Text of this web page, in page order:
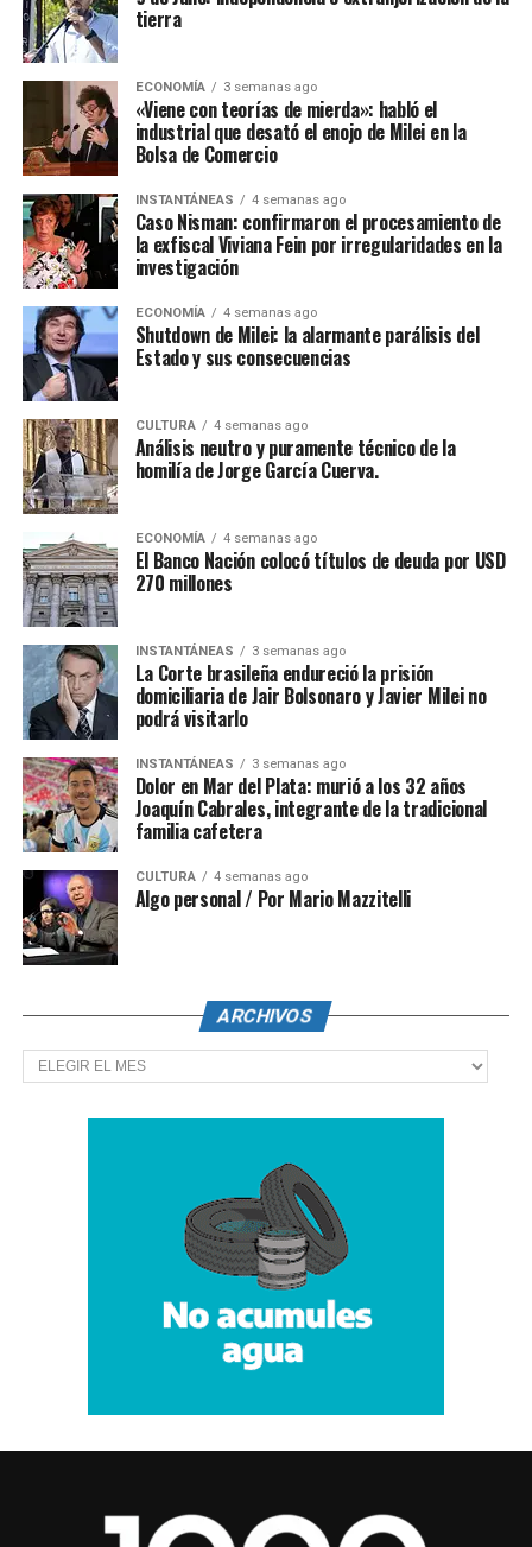
tierra
ECONOMÍA 3 semanas ago
«Viene con teorías de mierda»: habló el
industrial que desató el enojo de Milei en la
Bolsa de Comercio
INSTANTÁNEAS 4 semanas ago
Caso Nisman: confirmaron el procesamiento de
la exfiscal Viviana Fein por irregularidades en la
investigación
ECONOMÍA 4 semanas ago
Shutdown de Milei: la alarmante parálisis del
Estado y sus consecuencias
CULTURA 4 semanas ago
Análisis neutro y puramente técnico de la
homilía de Jorge García Cuerva.
ECONOMÍA 4 semanas ago
El Banco Nación colocó títulos de deuda por USD
270 millones
INSTANTÁNEAS 3 semanas ago
La Corte brasileña endureció la prisión
domiciliaria de Jair Bolsonaro y Javier Milei no
podrá visitarlo
INSTANTÁNEAS 3 semanas ago
Dolor en Mar del Plata: murió a los 32 años
Joaquín Cabrales, integrante de la tradicional
familia cafetera
CULTURA 4 semanas ago
Algo personal / Por Mario Mazzitelli
ARCHIVOS
Archivos